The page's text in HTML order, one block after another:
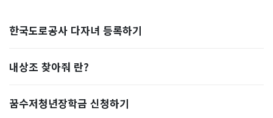
한국도로공사 다자녀 등록하기
내상조 찾아줘 란?
꿈수저청년장학금 신청하기